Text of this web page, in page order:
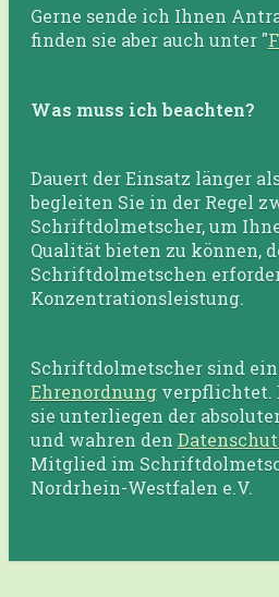
Gerne sende ich Ihnen
finden sie aber auch unter "
Was muss ich beachten?
Dauert der Einsatz länger
begleiten Sie in der Regel
Schriftdolmetscher, um
Qualität bieten zu können,
Schriftdolmetschen
Konzentrationsleistung.
Schriftdolmetscher sind
Ehrenordnungverpflichtet.
sie unterliegen der
und wahren den
Mitglied im
Nordrhein-Westfalen e.V.